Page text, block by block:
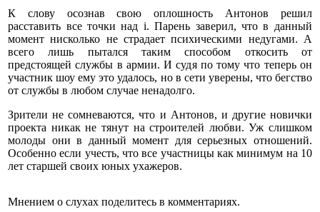
К слову осознав свою оплошность Антонов решил
расставить все точки над i. Парень заверил, что в данный
момент нисколько не страдает психическими недугами. А
всего лишь пытался таким способом откосить от
предстоящей службы в армии. И судя по тому что теперь он
участник шоу ему это удалось, но в сети уверены, что бегство
от службы в любом случае ненадолго.
Зрители не сомневаются, что и Антонов, и другие новички
проекта никак не тянут на строителей любви. Уж слишком
молоды они в данный момент для серьезных отношений.
Особенно если учесть, что все участницы как минимум на 10
лет старшей своих юных ухажеров.
Мнением о слухах поделитесь в комментариях.